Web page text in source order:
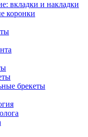
вкладки и накладки
коронки
брекеты